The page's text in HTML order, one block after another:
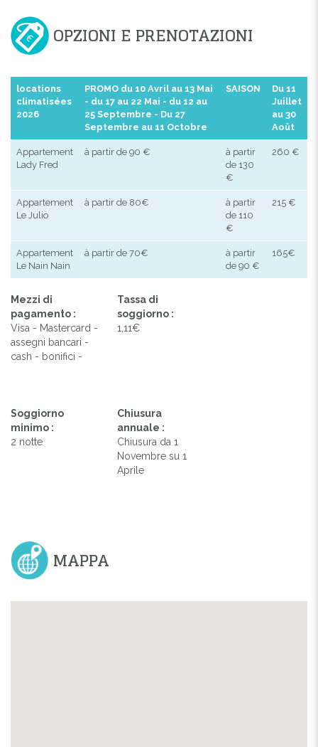
OPZIONI E PRENOTAZIONI
locations
climatisées
2026
PROMO du 10 Avril au 13 Mai
- du 17 au 22 Mai - du 12 au
25 Septembre - Du 27
Septembre au 11 Octobre
SAISON
Du 11
Juillet
au 30
Août
Appartement
Lady Fred
à partir de 90 €
à partir
de 130
€
260 €
Appartement
Le Julio
à partir de 80€
à partir
de 110
€
215 €
Appartement
Le Nain Nain
à partir de 70€
à partir
de 90 €
165€
Mezzi di
pagamento :
Visa - Mastercard -
assegni bancari -
cash - bonifici -
Tassa di
soggiorno :
1,11€
Soggiorno
minimo :
2 notte
Chiusura
annuale :
Chiusura da 1
Novembre su 1
Aprile
MAPPA